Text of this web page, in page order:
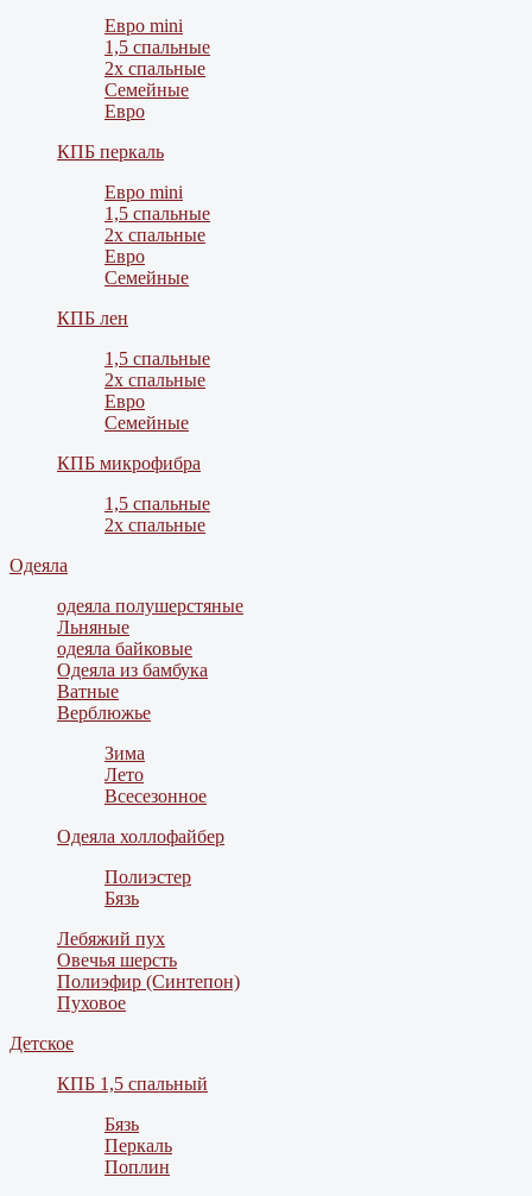
Евро mini
1,5 спальные
2х спальные
Семейные
Евро
КПБ перкаль
Евро mini
1,5 спальные
2х спальные
Евро
Семейные
КПБ лен
1,5 спальные
2х спальные
Евро
Семейные
КПБ микрофибра
1,5 спальные
2х спальные
Одеяла
одеяла полушерстяные
Льняные
одеяла байковые
Одеяла из бамбука
Ватные
Верблюжье
Зима
Лето
Всесезонное
Одеяла холлофайбер
Полиэстер
Бязь
Лебяжий пух
Овечья шерсть
Полиэфир (Синтепон)
Пуховое
Детское
КПБ 1,5 спальный
Бязь
Перкаль
Поплин